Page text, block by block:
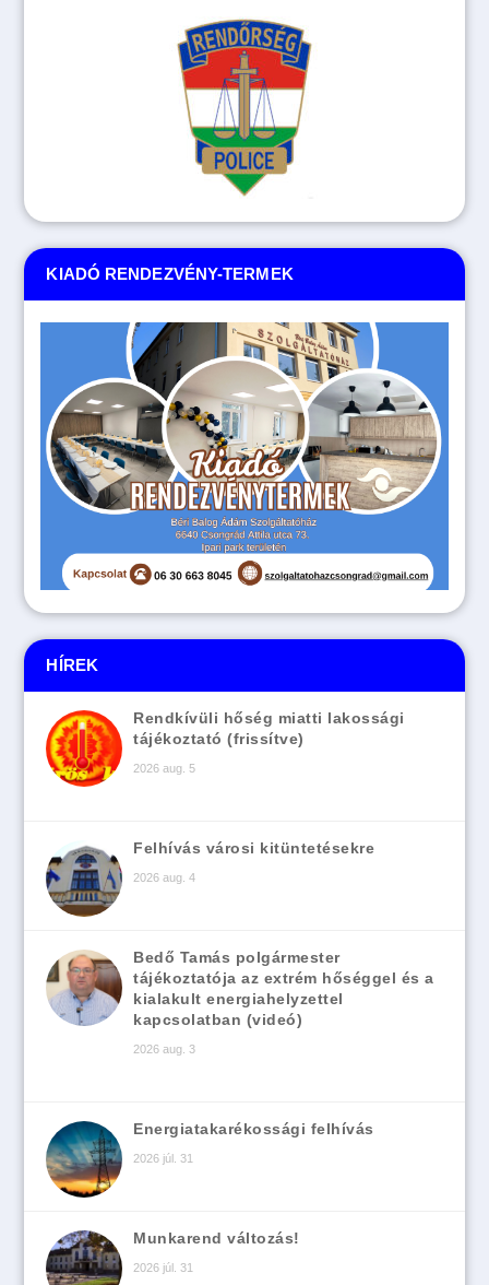
HÍREK
Rendkívüli hőség miatti lakossági
tájékoztató (frissítve)
2026 aug. 5
Felhívás városi kitüntetésekre
2026 aug. 4
Bedő Tamás polgármester
tájékoztatója az extrém hőséggel és a
kialakult energiahelyzettel
kapcsolatban (videó)
2026 aug. 3
Energiatakarékossági felhívás
2026 júl. 31
Munkarend változás!
2026 júl. 31
KIADÓ RENDEZVÉNY-TERMEK